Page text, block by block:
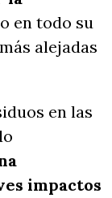
en todo su
alejadas
en las
impactos